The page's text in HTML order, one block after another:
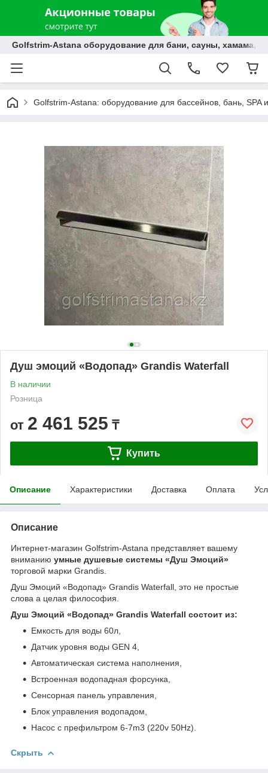
Golfstrim-Astana оборудование для бани, сауны, хамама,
Golfstrim-Astana: оборудование для бассейнов, бань, SPA
Душ эмоций «Водопад» Grandis Waterfall
В наличии
Розница
от 2 461 525 ₸
Купить
Описание Характеристики Доставка Оплата
Описание
Интернет-магазин Golfstrim-Astana представляет вашему
вниманию умные душевые системы «Душ Эмоций»
торговой марки Grandis.
Душ Эмоций «Водопад» Grandis Waterfall, это не простые
слова а целая философия.
Душ Эмоций «Водопад» Grandis Waterfall состоит из:
Емкость для воды 60л,
Датчик уровня воды GEN 4,
Автоматическая система наполнения,
Встроенная водопадная форсунка,
Сенсорная панель управления,
Блок управления водопадом,
Насос с префильтром 6-7m3 (220v 50Hz).
Скрыть